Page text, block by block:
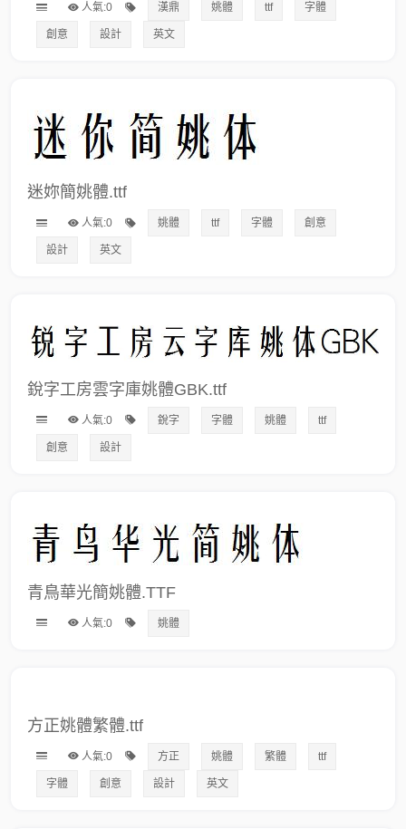
人氣:0 漢鼎 姚體 ttf 字體
創意 設計 英文
迷妳簡姚體.ttf
人氣:0 姚體 ttf 字體 創意
設計 英文
銳字工房雲字庫姚體GBK.ttf
人氣:0 銳字 字體 姚體 ttf
創意 設計
青鳥華光簡姚體.TTF
人氣:0 姚體
方正姚體繁體.ttf
人氣:0 方正 姚體 繁體 ttf
字體 創意 設計 英文